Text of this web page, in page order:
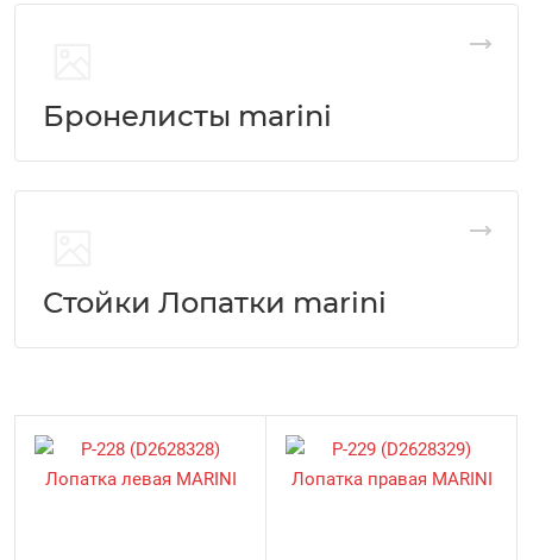
Бронелисты marini
Стойки Лопатки marini